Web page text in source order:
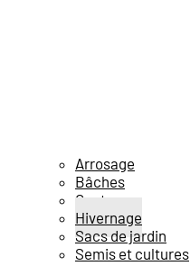
Arrosage
Bâches
Gants
Hivernage
Sacs de jardin
Semis et cultures